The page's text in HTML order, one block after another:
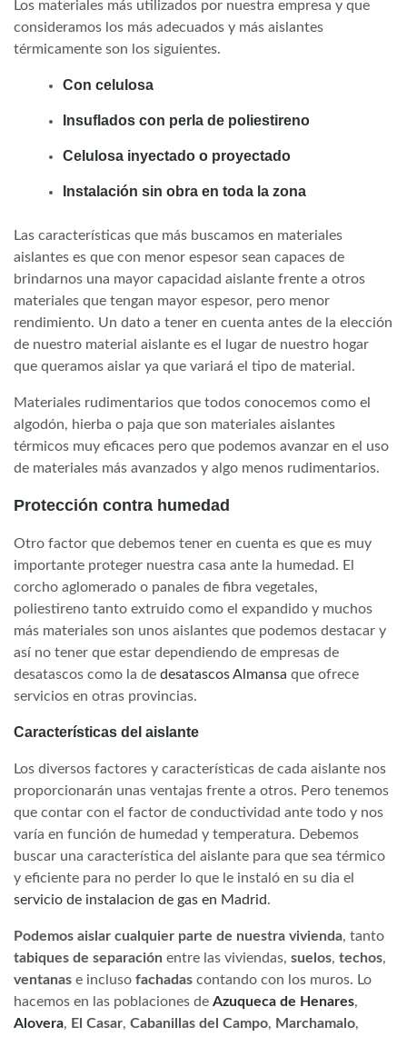
Los materiales más utilizados por nuestra empresa y que
consideramos los más adecuados y más aislantes
térmicamente son los siguientes.
Con celulosa
Insuflados con perla de poliestireno
Celulosa inyectado o proyectado
Instalación sin obra en toda la zona
Las características que más buscamos en materiales
aislantes es que con menor espesor sean capaces de
brindarnos una mayor capacidad aislante frente a otros
materiales que tengan mayor espesor, pero menor
rendimiento. Un dato a tener en cuenta antes de la elección
de nuestro material aislante es el lugar de nuestro hogar
que queramos aislar ya que variará el tipo de material.
Materiales rudimentarios que todos conocemos como el
algodón, hierba o paja que son materiales aislantes
térmicos muy eficaces pero que podemos avanzar en el uso
de materiales más avanzados y algo menos rudimentarios.
Protección contra humedad
Otro factor que debemos tener en cuenta es que es muy
importante proteger nuestra casa ante la humedad. El
corcho aglomerado o panales de fibra vegetales,
poliestireno tanto extruido como el expandido y muchos
más materiales son unos aislantes que podemos destacar y
así no tener que estar dependiendo de empresas de
desatascos como la de desatascos Almansa que ofrece
servicios en otras provincias.
Características del aislante
Los diversos factores y características de cada aislante nos
proporcionarán unas ventajas frente a otros. Pero tenemos
que contar con el factor de conductividad ante todo y nos
varía en función de humedad y temperatura. Debemos
buscar una característica del aislante para que sea térmico
y eficiente para no perder lo que le instaló en su dia el
servicio de instalacion de gas en Madrid.
Podemos aislar cualquier parte de nuestra vivienda, tanto
tabiques de separación entre las viviendas, suelos, techos,
ventanas e incluso fachadas contando con los muros. Lo
hacemos en las poblaciones de Azuqueca de Henares,
Alovera, El Casar, Cabanillas del Campo, Marchamalo,